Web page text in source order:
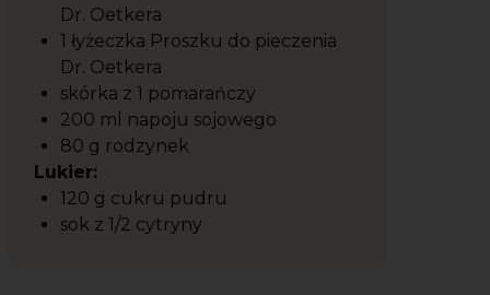
Dr. Oetkera
1 łyżeczka Proszku do pieczenia
Dr. Oetkera
skórka z 1 pomarańczy
200 ml napoju sojowego
80 g rodzynek
Lukier:
120 g cukru pudru
sok z 1/2 cytryny